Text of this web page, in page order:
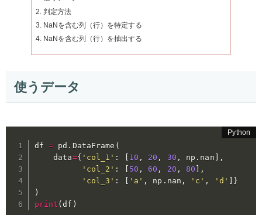
判定方法
NaNを含む列（行）を特定する
NaNを含む列（行）を抽出する
使うデータ
df = pd . DataFrame (
    data
={ 'col_1' : 10 , 20 , 30 , np . nan
,
'col_2' : 50 , 60 , 20 , 80
,
'col_3' : 'a' , np . nan , 'c' , 'd'
}
)
print (df )